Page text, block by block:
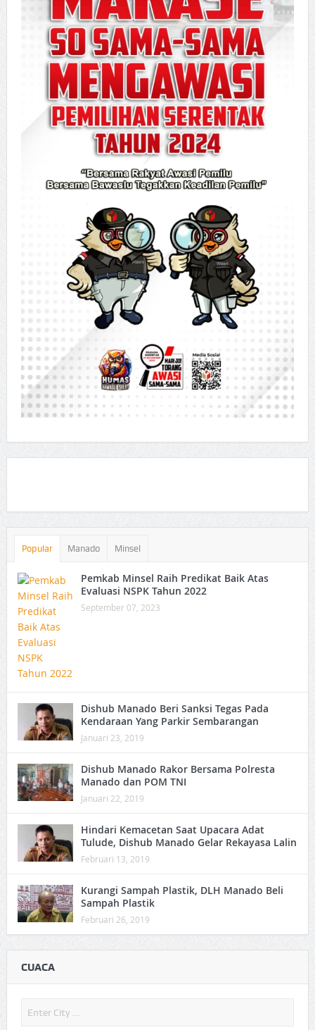
Popular Manado Minsel
Pemkab Minsel Raih Predikat Baik Atas
Evaluasi NSPK Tahun 2022
September 07, 2023
Dishub Manado Beri Sanksi Tegas Pada
Kendaraan Yang Parkir Sembarangan
Januari 23, 2019
Dishub Manado Rakor Bersama Polresta
Manado dan POM TNI
Januari 22, 2019
Hindari Kemacetan Saat Upacara Adat
Tulude, Dishub Manado Gelar Rekayasa Lalin
Februari 13, 2019
Kurangi Sampah Plastik, DLH Manado Beli
Sampah Plastik
Februari 26, 2019
CUACA